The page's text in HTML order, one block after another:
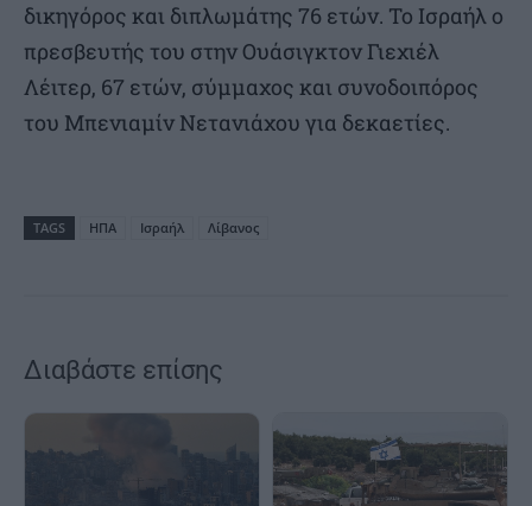
δικηγόρος και διπλωμάτης 76 ετών. Το Ισραήλ ο
πρεσβευτής του στην Ουάσιγκτον Γιεχιέλ
Λέιτερ, 67 ετών, σύμμαχος και συνοδοιπόρος
του Μπενιαμίν Νετανιάχου για δεκαετίες.
TAGS ΗΠΑ Ισραήλ Λίβανος
Διαβάστε επίσης